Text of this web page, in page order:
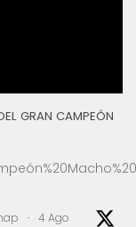
GRAN CAMPEÓN
· 4 Ago